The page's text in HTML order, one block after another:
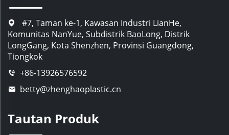
#7, Taman ke-1, Kawasan Industri LianHe,
Komunitas NanYue, Subdistrik BaoLong, Distrik
LongGang, Kota Shenzhen, Provinsi Guangdong,
Tiongkok
+86-13926576592
betty@zhenghaoplastic.cn
Tautan Produk